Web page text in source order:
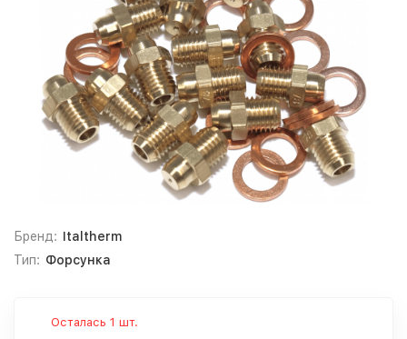
Бренд: Italtherm
Тип: Форсунка
Осталась 1 шт.